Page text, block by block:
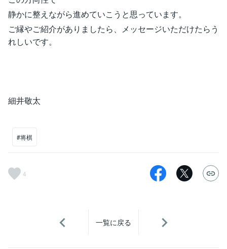
静かに整えながら進めていこうと思っています。
ご縁やご紹介がありましたら、メッセージいただけたらう
れしいです。
細井敬太
#将棋
4
一覧に戻る